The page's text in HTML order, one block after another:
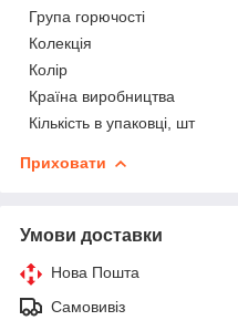
Група горючості
Колекція
Колір
Країна виробництва
Кількість в упаковці, шт
Приховати
Умови доставки
Нова Пошта
Самовивіз